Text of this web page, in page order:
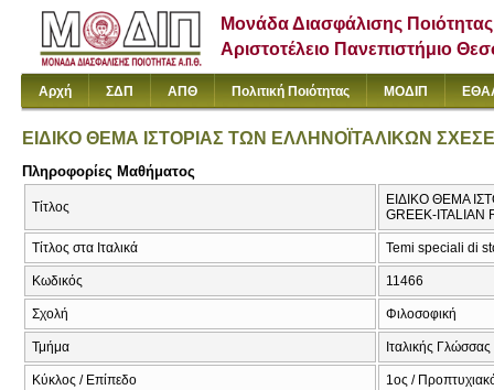
Μονάδα Διασφάλισης Ποιότητας
Αριστοτέλειο Πανεπιστήμιο
Αρχή ΣΔΠ ΑΠΘ Πολιτική Ποιότητας ΜΟΔΙΠ
ΕΙΔΙΚΟ ΘΕΜΑ ΙΣΤΟΡΙΑΣ ΤΩΝ ΕΛΛΗΝΟΪΤΑΛΙΚΩΝ
Πληροφορίες Μαθήματος
Τίτλος
ΕΙΔΙΚΟ ΘΕΜΑ
GREEK-ITALIAN
Τίτλος στα Ιταλικά Temi speciali di
Κωδικός 11466
Σχολή Φιλοσοφική
Τμήμα Ιταλικής
Κύκλος / Επίπεδο 1ος /